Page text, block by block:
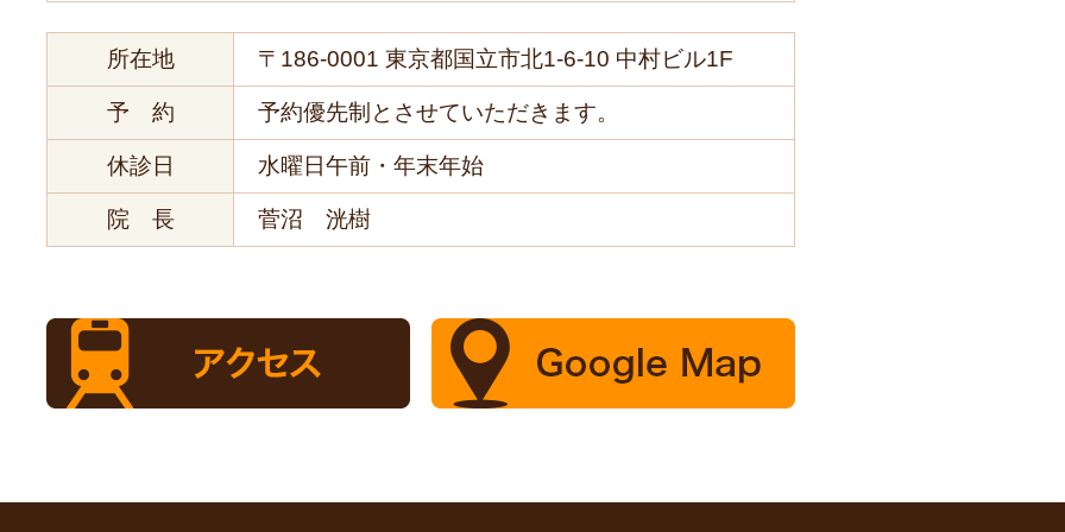
所在地 〒186-0001 東京都国立市北1-6-10 中村ビル1F
予 約 予約優先制とさせていただきます。
休診日 水曜日午前・年末年始
院 長 菅沼 洸樹